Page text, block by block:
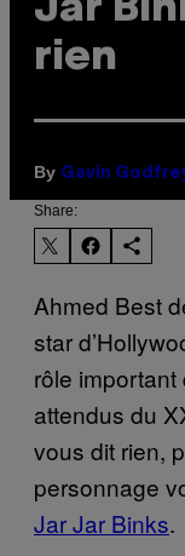
Jar
rien
By Gavin
Share:
Ahmed Best
star
rôle important
attendus du
vous dit rien,
personnage
Jar Jar Binks.